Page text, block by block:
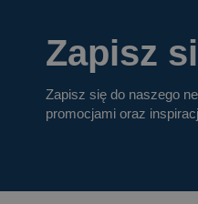
Zapisz
Zapisz się do naszego
promocjami oraz